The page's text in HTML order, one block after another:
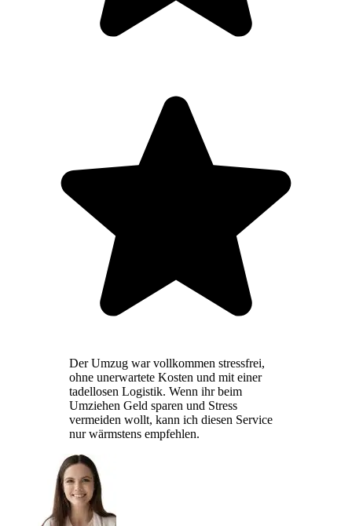
Der Umzug war vollkommen stressfrei,
ohne unerwartete Kosten und mit einer
tadellosen Logistik. Wenn ihr beim
Umziehen Geld sparen und Stress
vermeiden wollt, kann ich diesen Service
nur wärmstens empfehlen.